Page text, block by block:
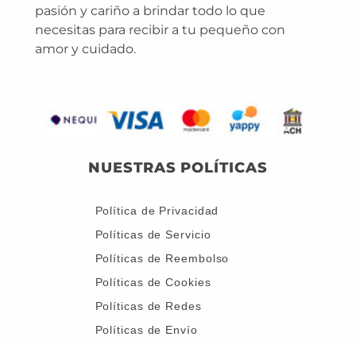
pasión y cariño a brindar todo lo que
necesitas para recibir a tu pequeño con
amor y cuidado.
NUESTRAS POLÍTICAS
Política de Privacidad
Políticas de Servicio
Políticas de Reembolso
Políticas de Cookies
Políticas de Redes
Políticas de Envío